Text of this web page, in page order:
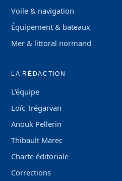
Voile & navigation
Équipement & bateaux
Mer & littoral normand
LA RÉDACTION
L'équipe
Loïc Trégarvan
Anouk Pellerin
Thibault Marec
Charte éditoriale
Corrections